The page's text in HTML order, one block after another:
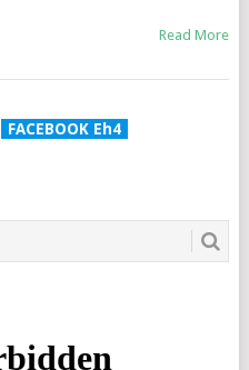
Read More
FACEBOOK Eh4